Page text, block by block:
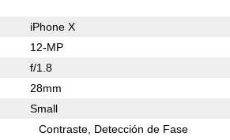
iPhone X
12-MP
f/1.8
28mm
Small
Contraste Detección de Fase